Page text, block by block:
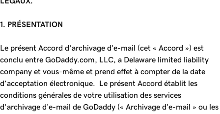
1. PRÉSENTATION
Le présent Accord d’archivage d’e-mail (cet « Accord ») est
conclu entre GoDaddy.com, LLC, a Delaware limited liability
company et vous-même et prend effet à compter de la date
d’acceptation électronique. Le présent Accord établit les
conditions générales de votre utilisation des services
d’archivage d’e-mail de GoDaddy (« Archivage d’e-mail » ou les